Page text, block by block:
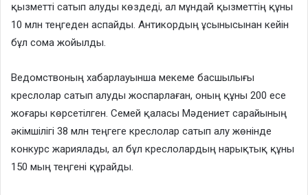
қызметті сатып алуды көздеді, ал мұндай қызметтің құны
10 млн теңгеден аспайды. Антикордың ұсынысынан кейін
бұл сома жойылды.
Ведомствоның хабарлауынша мекеме басшылығы
креслолар сатып алуды жоспарлаған, оның құны 200 есе
жоғары көрсетілген. Семей қаласы Мәдениет сарайының
әкімшілігі 38 млн теңгеге креслолар сатып алу жөнінде
конкурс жариялады, ал бұл креслолардың нарықтық құны
150 мың теңгені құрайды.